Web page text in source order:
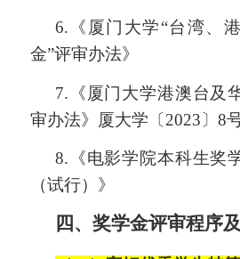
6. 《厦门大学“台湾、
金”评审办法》
7. 《厦门大学港澳台及
审办法》厦大学〔2023〕8
8. 《电影学院本科生奖
（试行）》
四 、奖学金评审程序